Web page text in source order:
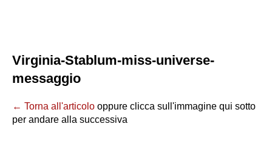
Virginia-Stablum-miss-universe-
messaggio
← Torna all'articolo oppure clicca sull'immagine qui sotto
per andare alla successiva